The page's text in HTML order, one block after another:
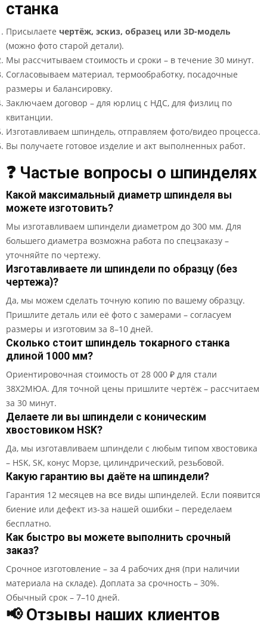
станка
Присылаете чертёж, эскиз, образец или 3D-модель
(можно фото старой детали).
Мы рассчитываем стоимость и сроки – в течение 30 минут.
Согласовываем материал, термообработку, посадочные
размеры и балансировку.
Заключаем договор – для юрлиц с НДС, для физлиц по
квитанции.
Изготавливаем шпиндель, отправляем фото/видео процесса.
Вы получаете готовое изделие и акт выполненных работ.
❓ Частые вопросы о шпинделях
Какой максимальный диаметр шпинделя вы
можете изготовить?
Мы изготавливаем шпиндели диаметром до 300 мм. Для
большего диаметра возможна работа по спецзаказу –
уточняйте по чертежу.
Изготавливаете ли шпиндели по образцу (без
чертежа)?
Да, мы можем сделать точную копию по вашему образцу.
Пришлите деталь или её фото с замерами – согласуем
размеры и изготовим за 8–10 дней.
Сколько стоит шпиндель токарного станка
длиной 1000 мм?
Ориентировочная стоимость от 28 000 ₽ для стали
38Х2МЮА. Для точной цены пришлите чертёж – рассчитаем
за 30 минут.
Делаете ли вы шпиндели с коническим
хвостовиком HSK?
Да, мы изготавливаем шпиндели с любым типом хвостовика
– HSK, SK, конус Морзе, цилиндрический, резьбовой.
Какую гарантию вы даёте на шпиндели?
Гарантия 12 месяцев на все виды шпинделей. Если появится
биение или дефект из-за нашей ошибки – переделаем
бесплатно.
Как быстро вы можете выполнить срочный
заказ?
Срочное изготовление – за 4 рабочих дня (при наличии
материала на складе). Доплата за срочность – 30%.
Обычный срок – 7–10 дней.
📢 Отзывы наших клиентов